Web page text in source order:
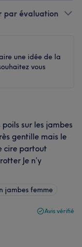
par évaluation
une idée de la
vous
sur les jambes
gentille mais le
cire partout
Je n’y
jambes femme
Avis vérifié